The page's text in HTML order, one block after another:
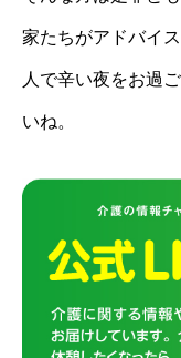
家たちがアドバイ
人で辛い夜をお過
いね。